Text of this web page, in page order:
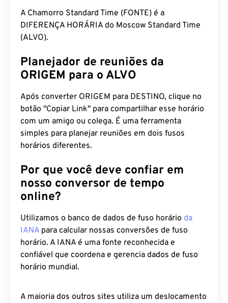
A Chamorro Standard Time (FONTE) é a
DIFERENÇA HORÁRIA do Moscow Standard Time
(ALVO).
Planejador de reuniões da
ORIGEM para o ALVO
Após converter ORIGEM para DESTINO, clique no
botão "Copiar Link" para compartilhar esse horário
com um amigo ou colega. É uma ferramenta
simples para planejar reuniões em dois fusos
horários diferentes.
Por que você deve confiar em
nosso conversor de tempo
online?
Utilizamos o banco de dados de fuso horário da
IANA para calcular nossas conversões de fuso
horário. A IANA é uma fonte reconhecida e
confiável que coordena e gerencia dados de fuso
horário mundial.
A maioria dos outros sites utiliza um deslocamento